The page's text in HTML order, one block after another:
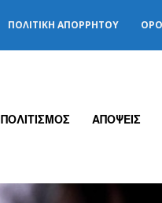
ΠΟΛΙΤΙΚΉ ΑΠΟΡΡΉΤΟΥ
ΠΟΛΙΤΙΣΜΟΣ ΑΠΟΨΕΙΣ